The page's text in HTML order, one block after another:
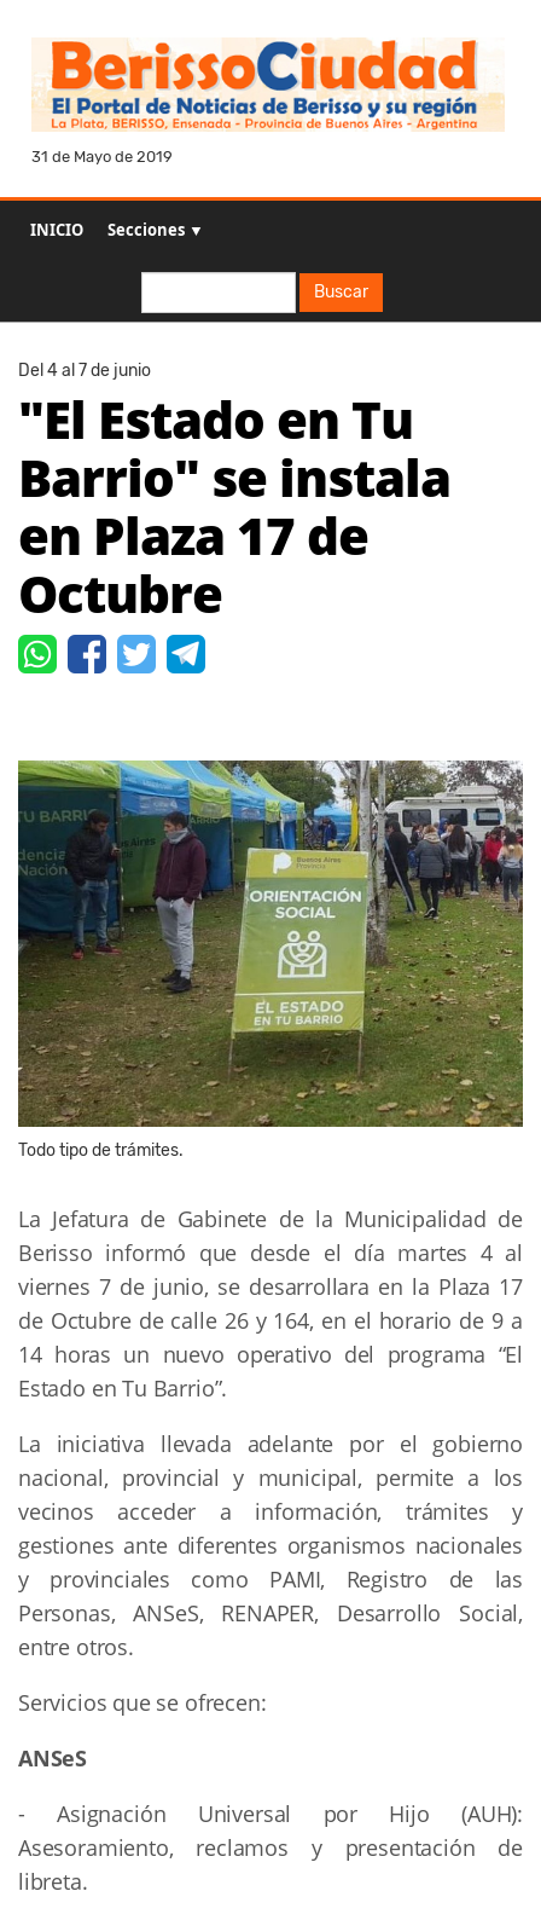
31 de Mayo de 2019
INICIO Secciones ▼
Buscar
Del 4 al 7 de junio
"El Estado en Tu
Barrio" se instala
en Plaza 17 de
Octubre
Todo tipo de trámites.
La Jefatura de Gabinete de la Municipalidad de
Berisso informó que desde el día martes 4 al
viernes 7 de junio, se desarrollara en la Plaza 17
de Octubre de calle 26 y 164, en el horario de 9 a
14 horas un nuevo operativo del programa “El
Estado en Tu Barrio”.
La iniciativa llevada adelante por el gobierno
nacional, provincial y municipal, permite a los
vecinos acceder a información, trámites y
gestiones ante diferentes organismos nacionales
y provinciales como PAMI, Registro de las
Personas, ANSeS, RENAPER, Desarrollo Social,
entre otros.
Servicios que se ofrecen:
ANSeS
- Asignación Universal por Hijo (AUH):
Asesoramiento, reclamos y presentación de
libreta.